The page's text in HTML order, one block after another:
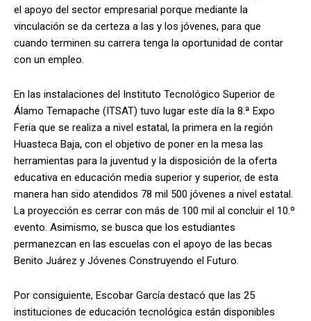
el apoyo del sector empresarial porque mediante la
vinculación se da certeza a las y los jóvenes, para que
cuando terminen su carrera tenga la oportunidad de contar
con un empleo.
En las instalaciones del Instituto Tecnológico Superior de
Álamo Temapache (ITSAT) tuvo lugar este día la 8.ª Expo
Feria que se realiza a nivel estatal, la primera en la región
Huasteca Baja, con el objetivo de poner en la mesa las
herramientas para la juventud y la disposición de la oferta
educativa en educación media superior y superior, de esta
manera han sido atendidos 78 mil 500 jóvenes a nivel estatal.
La proyección es cerrar con más de 100 mil al concluir el 10.º
evento. Asimismo, se busca que los estudiantes
permanezcan en las escuelas con el apoyo de las becas
Benito Juárez y Jóvenes Construyendo el Futuro.
Por consiguiente, Escobar García destacó que las 25
instituciones de educación tecnológica están disponibles